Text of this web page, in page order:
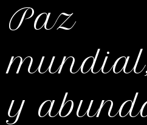
Paz
y